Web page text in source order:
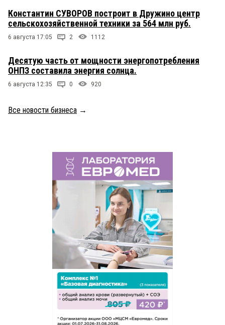
Константин СУВОРОВ построит в Дружино центр
сельскохозяйственной техники за 564 млн руб.
6 августа 17:05 2 1112
Десятую часть от мощности энергопотребления
ОНПЗ составила энергия солнца.
6 августа 12:35 0 920
Все новости бизнеса →